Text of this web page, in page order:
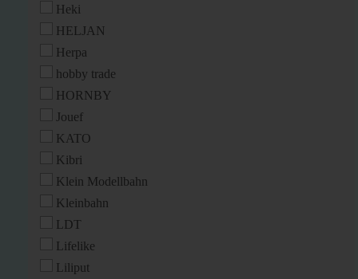
Heki
HELJAN
Herpa
hobby trade
HORNBY
Jouef
KATO
Kibri
Klein Modellbahn
Kleinbahn
LDT
Lifelike
Liliput